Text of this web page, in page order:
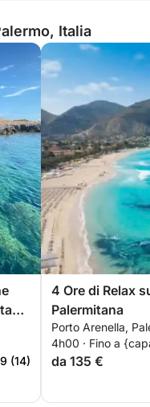
Italia
(14)
4 Ore di Relax
Palermitana
Porto Arenella,
4h00 · Fino a
da 135 €